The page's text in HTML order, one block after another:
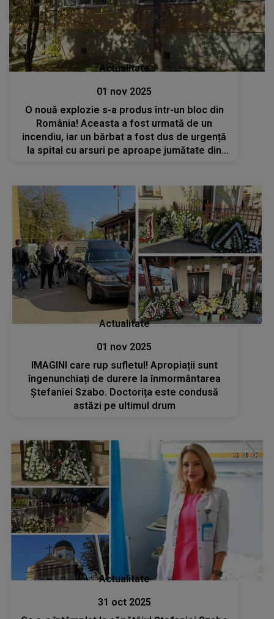
Actualitate
01 nov 2025
O nouă explozie s-a produs într-un bloc din
România! Aceasta a fost urmată de un
incendiu, iar un bărbat a fost dus de urgență
la spital cu arsuri pe aproape jumătate din
Actualitate
01 nov 2025
IMAGINI care rup sufletul! Apropiații sunt
îngenunchiați de durere la înmormântarea
Ștefaniei Szabo. Doctorița este condusă
astăzi pe ultimul drum
Actualitate
31 oct 2025